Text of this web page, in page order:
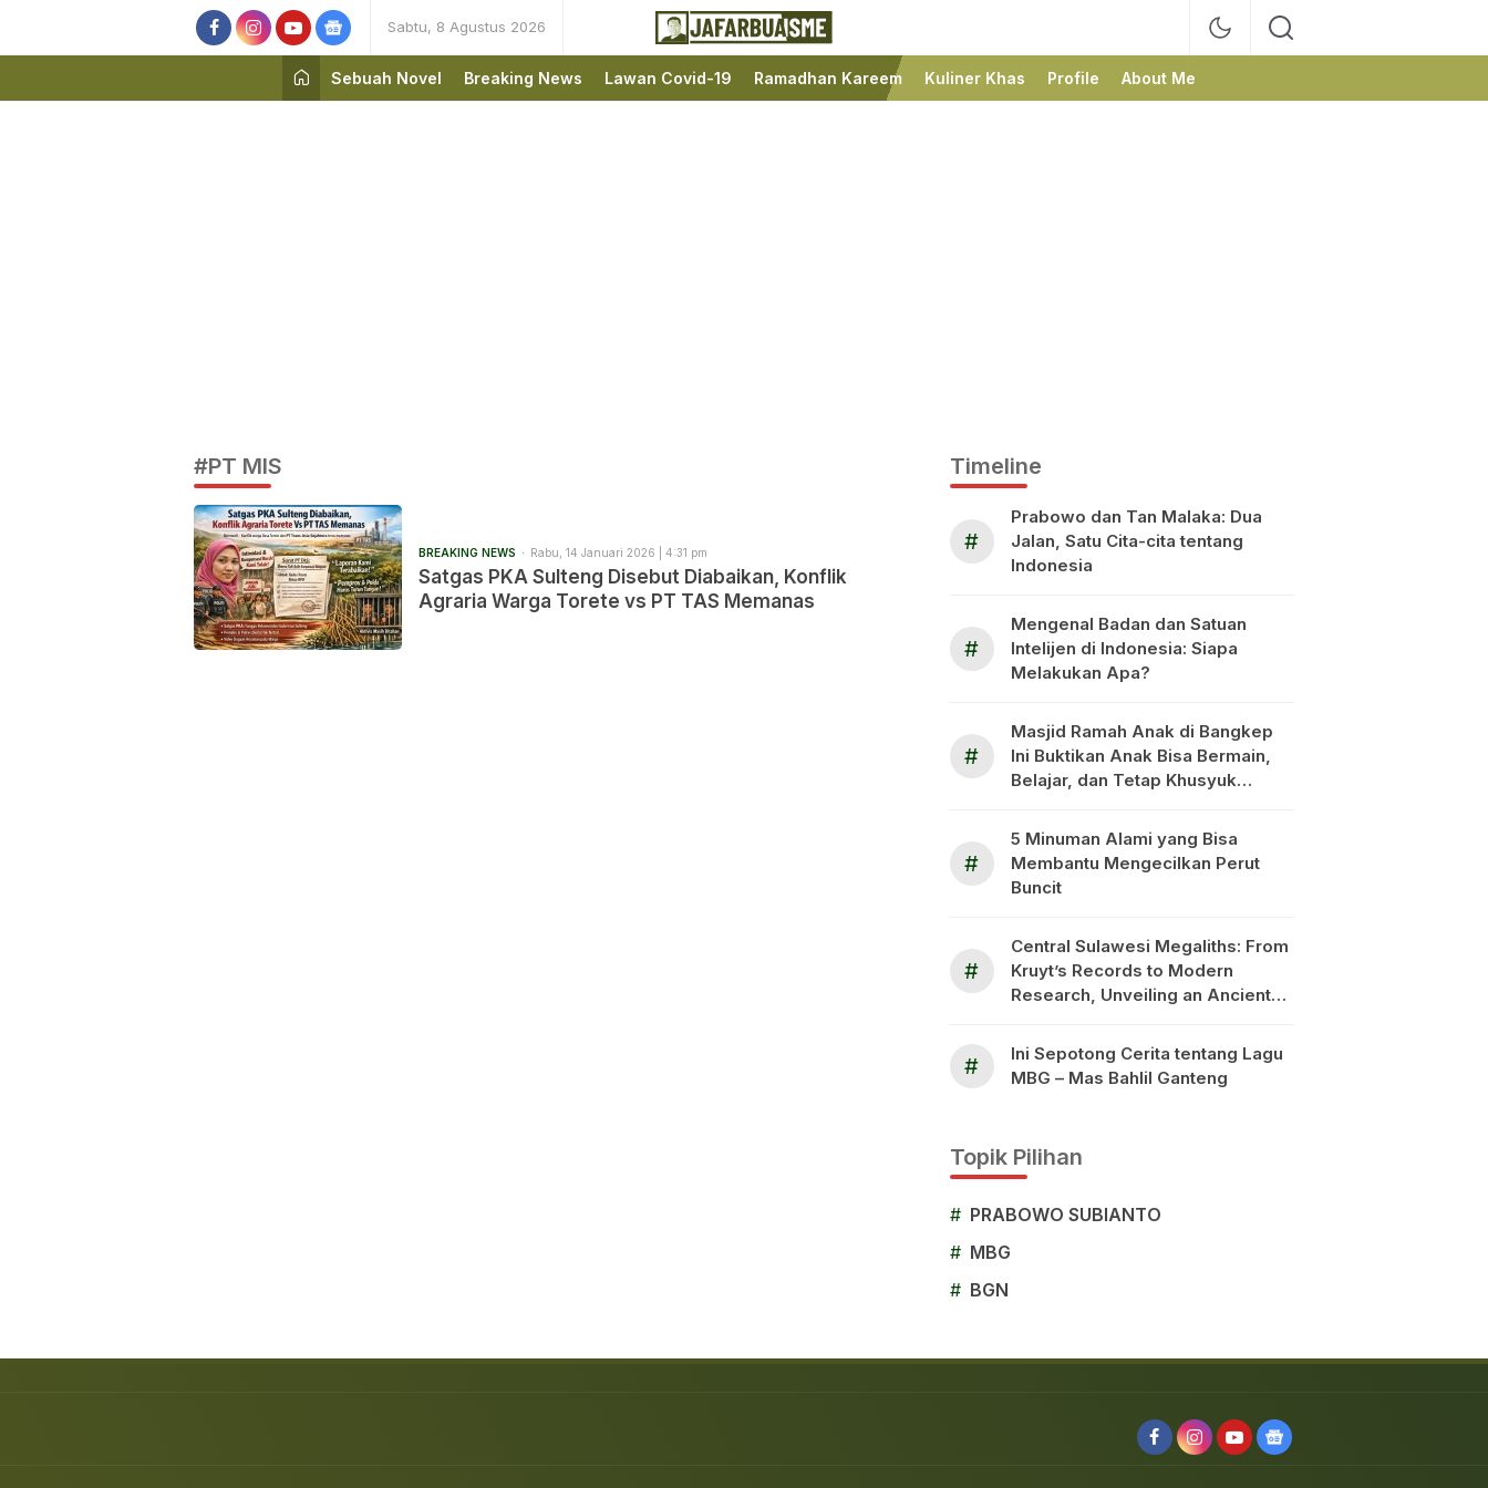
Sabtu, 8 Agustus 2026
JafarBua
Ini bukan Media Online,
Ini Jafarbuaisme.com
Sebuah Novel
Breaking News Lawan Covid-19 Ramadhan Kareem Kuliner Khas Profile About Me
#PT MIS
BREAKING NEWS Rabu, 14 Januari 2026 | 4:31 pm
Satgas PKA Sulteng Disebut Diabaikan, Konflik
Agraria Warga Torete vs PT TAS Memanas
Timeline
#
Prabowo dan Tan Malaka: Dua
Jalan, Satu Cita-cita tentang
Indonesia
#
Mengenal Badan dan Satuan
Intelijen di Indonesia: Siapa
Melakukan Apa?
#
Masjid Ramah Anak di Bangkep
Ini Buktikan Anak Bisa Bermain,
Belajar, dan Tetap Khusyuk
#
5 Minuman Alami yang Bisa
Membantu Mengecilkan Perut
Buncit
#
Central Sulawesi Megaliths: From
Kruyt’s Records to Modern
Research, Unveiling an Ancient
Sulawesi
#
Ini Sepotong Cerita tentang Lagu
MBG – Mas Bahlil Ganteng
Topik Pilihan
# PRABOWO SUBIANTO
# MBG
# BGN